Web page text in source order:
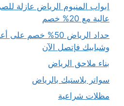
ابواب المنيوم الرياض عازلة
عالية مع 20% خصم
حداد الرياض 50%
وشبابيك فإتصل الآن
بناء ملاحق الرياض
سواتر بلاستيك بالرياض
مظلات شراعية